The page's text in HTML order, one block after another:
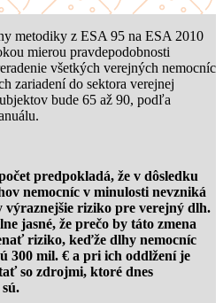
metodiky z ESA 95 na ESA 2010
mierou pravdepodobnosti
všetkých verejných nemocníc
zariadení do sektora verejnej
bude 65 až 90, podľa
predpokladá, že v dôsledku
nemocníc v minulosti nevzniká
výraznejšie riziko pre verejný dlh.
jasné, že prečo by táto zmena
riziko, keďže dlhy nemocníc
300 mil. € a pri ich oddlžení je
so zdrojmi, ktoré dnes